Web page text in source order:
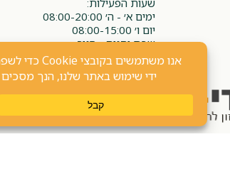
ימים א׳ - ה׳ 08:00-20:00
יום ו׳ 08:00-15:00
שבת וחגים - סגור